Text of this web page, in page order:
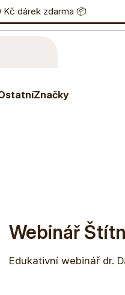
Kč dárek zdarma 📦
Značky
Eshop 733 738 836
Webinář
Edukativní webinář dr.